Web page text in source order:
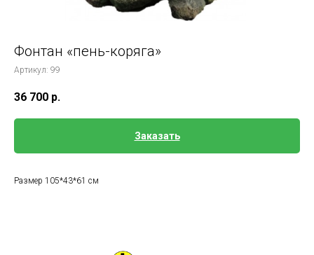
Фонтан «пень-коряга»
Артикул: 99
36 700 р.
Заказать
Размер 105*43*61 см